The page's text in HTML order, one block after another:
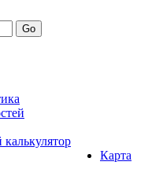
Go
Карта